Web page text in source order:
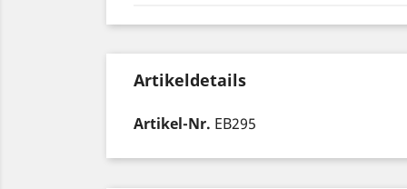
Artikeldetails
Artikel-Nr. EB295